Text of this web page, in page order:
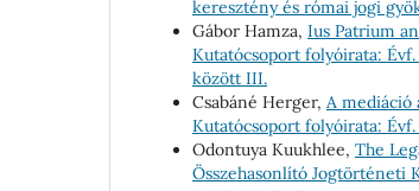
keresztény és római jogi
Gábor Hamza, Ius Patrium
Kutatócsoport folyóirata:
között III.
Csabáné Herger, A mediáció
Kutatócsoport folyóirata: Évf.
Odontuya Kuukhlee, The
Összehasonlító Jogtörténeti